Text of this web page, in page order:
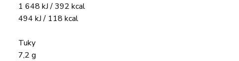
1 648 kJ / 392 kcal
494 kJ / 118 kcal
Tuky
7,2 g